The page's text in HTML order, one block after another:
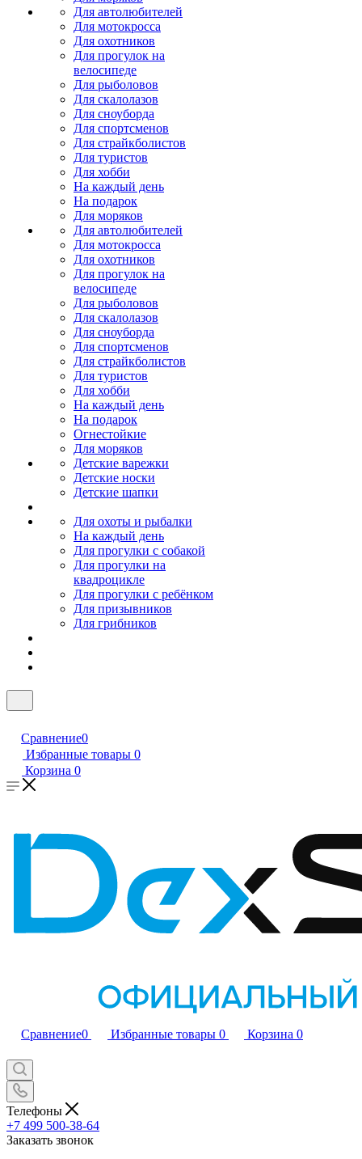
Для автолюбителей
Для мотокросса
Для охотников
Для прогулок на
велосипеде
Для рыболовов
Для скалолазов
Для сноуборда
Для спортсменов
Для страйкболистов
Для туристов
Для хобби
На каждый день
На подарок
Для моряков
Для автолюбителей
Для мотокросса
Для охотников
Для прогулок на
велосипеде
Для рыболовов
Для скалолазов
Для сноуборда
Для спортсменов
Для страйкболистов
Для туристов
Для хобби
На каждый день
На подарок
Огнестойкие
Для моряков
Детские варежки
Детские носки
Детские шапки
Для охоты и рыбалки
На каждый день
Для прогулки с собакой
Для прогулки на
квадроцикле
Для прогулки с ребёнком
Для призывников
Для грибников
Сравнение0
Избранные товары 0
Корзина 0
Сравнение0 Избранные товары 0 Корзина 0
Телефоны
+7 499 500-38-64
Заказать звонок